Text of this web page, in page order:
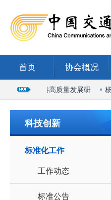
首页 协会概况
庄国际陆港高质量发展研 杨
科技创新
标准化工作
工作动态
标准公告